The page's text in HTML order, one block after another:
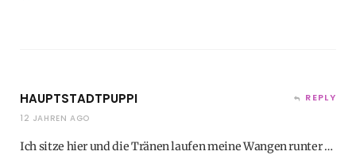
HAUPTSTADTPUPPI
12 JAHREN AGO
REPLY
Ich sitze hier und die Tränen laufen meine Wangen runter …